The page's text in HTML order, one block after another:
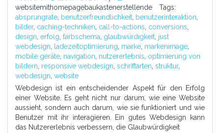
websitemithomepagebaukastenerstellende
Tags:
absprungrate benutzerfreundlichkeit benutzerinteraktion
bilder, caching-techniken call-to-actions conversions
design erfolg farbschema glaubwürdigkeit just
webdesign
ladezeitoptimierung marke markenimage
mobile geräte navigation nutzererlebnis optimierung von
bildern responsive webdesign schriftarten struktur,
webdesign website
Webdesign ist ein entscheidender Aspekt für den Erfolg
einer Website. Es geht nicht nur darum, wie eine Website
aussieht, sondern auch darum, wie sie funktioniert und wie
Benutzer mit ihr interagieren. Ein gutes Webdesign kann
das Nutzererlebnis verbessern, die Glaubwürdigkeit